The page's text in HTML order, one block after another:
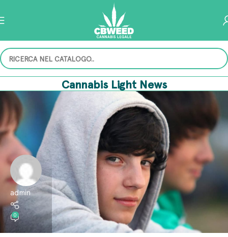
Cannabis Light News
admin
0